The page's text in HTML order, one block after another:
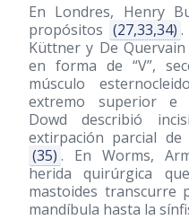
En Londres, Henry
propósitos (27,33,34) .
Küttner y De
en forma de “V”,
músculo
extremo superior e
Dowd describió
extirpación parcial
(35) . En Worms,
herida quirúrgica
mastoides
mandíbula hasta la